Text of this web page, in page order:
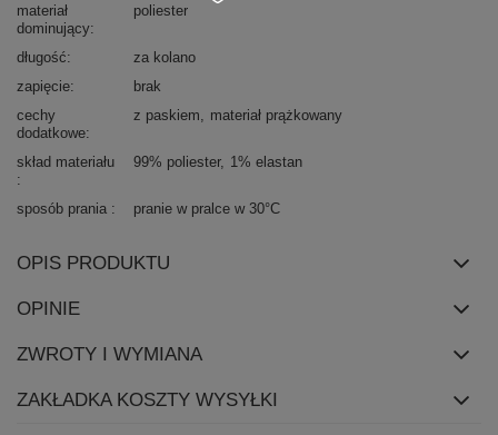
materiał
dominujący
poliester
długość
za kolano
zapięcie
brak
cechy
dodatkowe
z paskiem materiał prążkowany
skład materiału 99% poliester 1% elastan
sposób prania pranie w pralce w 30°C
OPIS PRODUKTU
OPINIE
ZWROTY I WYMIANA
ZAKŁADKA KOSZTY WYSYŁKI